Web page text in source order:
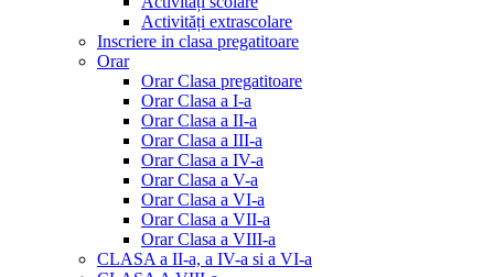
Activități extrascolare
Inscriere in clasa pregatitoare
Orar
Orar Clasa pregatitoare
Orar Clasa a I-a
Orar Clasa a II-a
Orar Clasa a III-a
Orar Clasa a IV-a
Orar Clasa a V-a
Orar Clasa a VI-a
Orar Clasa a VII-a
Orar Clasa a VIII-a
CLASA a II-a, a IV-a si a VI-a